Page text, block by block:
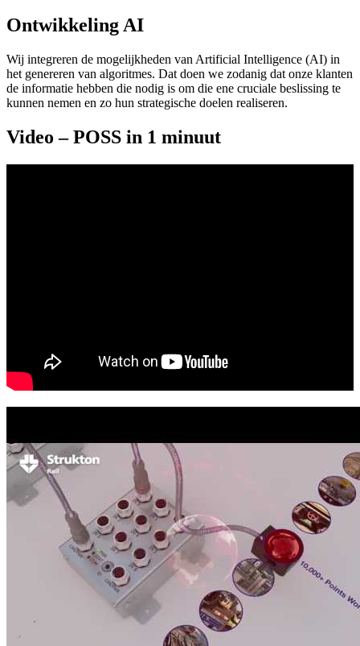
Ontwikkeling AI
Wij integreren de mogelijkheden van Artificial Intelligence (AI) in
het genereren van algoritmes. Dat doen we zodanig dat onze klanten
de informatie hebben die nodig is om die ene cruciale beslissing te
kunnen nemen en zo hun strategische doelen realiseren.
Video – POSS in 1 minuut